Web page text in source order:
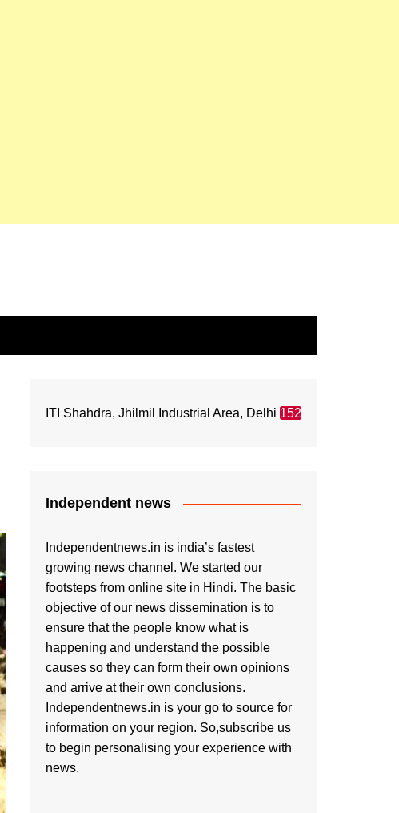
ITI Shahdra, Jhilmil Industrial Area, Delhi 152
Independent news
Independentnews.in is india’s fastest
growing news channel. We started our
footsteps from online site in Hindi. The basic
objective of our news dissemination is to
ensure that the people know what is
happening and understand the possible
causes so they can form their own opinions
and arrive at their own conclusions.
Independentnews.in is your go to source for
information on your region. So,subscribe us
to begin personalising your experience with
news.